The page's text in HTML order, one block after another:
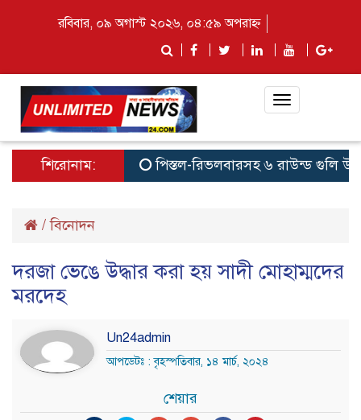
রবিবার, ০৯ অগাস্ট ২০২৬, ০৪:৫৯ অপরাহ্ন
Toggle
শিরোনাম: পিস্তল-রিভলবারসহ ৬ রাউন্ড গুলি
/বিনোদন
দরজা ভেঙে উদ্ধার করা হয় সাদী মোহাম্মদের
মরদেহ
Un24admin
আপডেটঃ : বৃহস্পতিবার, ১৪ মার্চ, ২০২৪
শেয়ার